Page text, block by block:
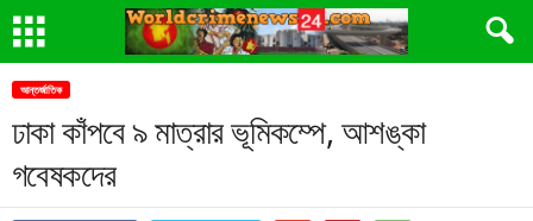
আন্তর্জাতিক
ঢাকা কাঁপবে ৯ মাত্রার ভূমিকম্পে, আশঙ্কা
গবেষকদের